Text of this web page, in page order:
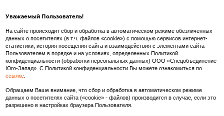
Внимание! Любые изображения на сайте www.spets.ru носят художественный
характер и не являются рекламными изображениями продаваемых товаров. Внешний
вид товара может отличаться от представленных на сайте изображений.
Производитель так же в праве вносить изменения в состав тканей, конструкцию и
характеристик качества/безопасности товаров.
Уважаемый Пользователь!
На сайте происходит сбор и обработка в автоматическом режиме обезличенных
данных о посетителях (в т.ч. файлов «cookie») с помощью сервисов интернет-
статистики, история посещения сайта и взаимодействия с элементами сайта
Пользователем в порядке и на условиях, определенных Политикой
конфиденциальности (обработки персональных данных) ООО «Спецобъединение
Юго-Запад». С Политикой конфиденциальности Вы можете ознакомиться по
ссылке.
Обращаем Ваше внимание, что сбор и обработка в автоматическом режиме
данных о посетителях сайта («cookie» - файлов) производится в случае, если это
разрешено в настройках браузера Пользователя.